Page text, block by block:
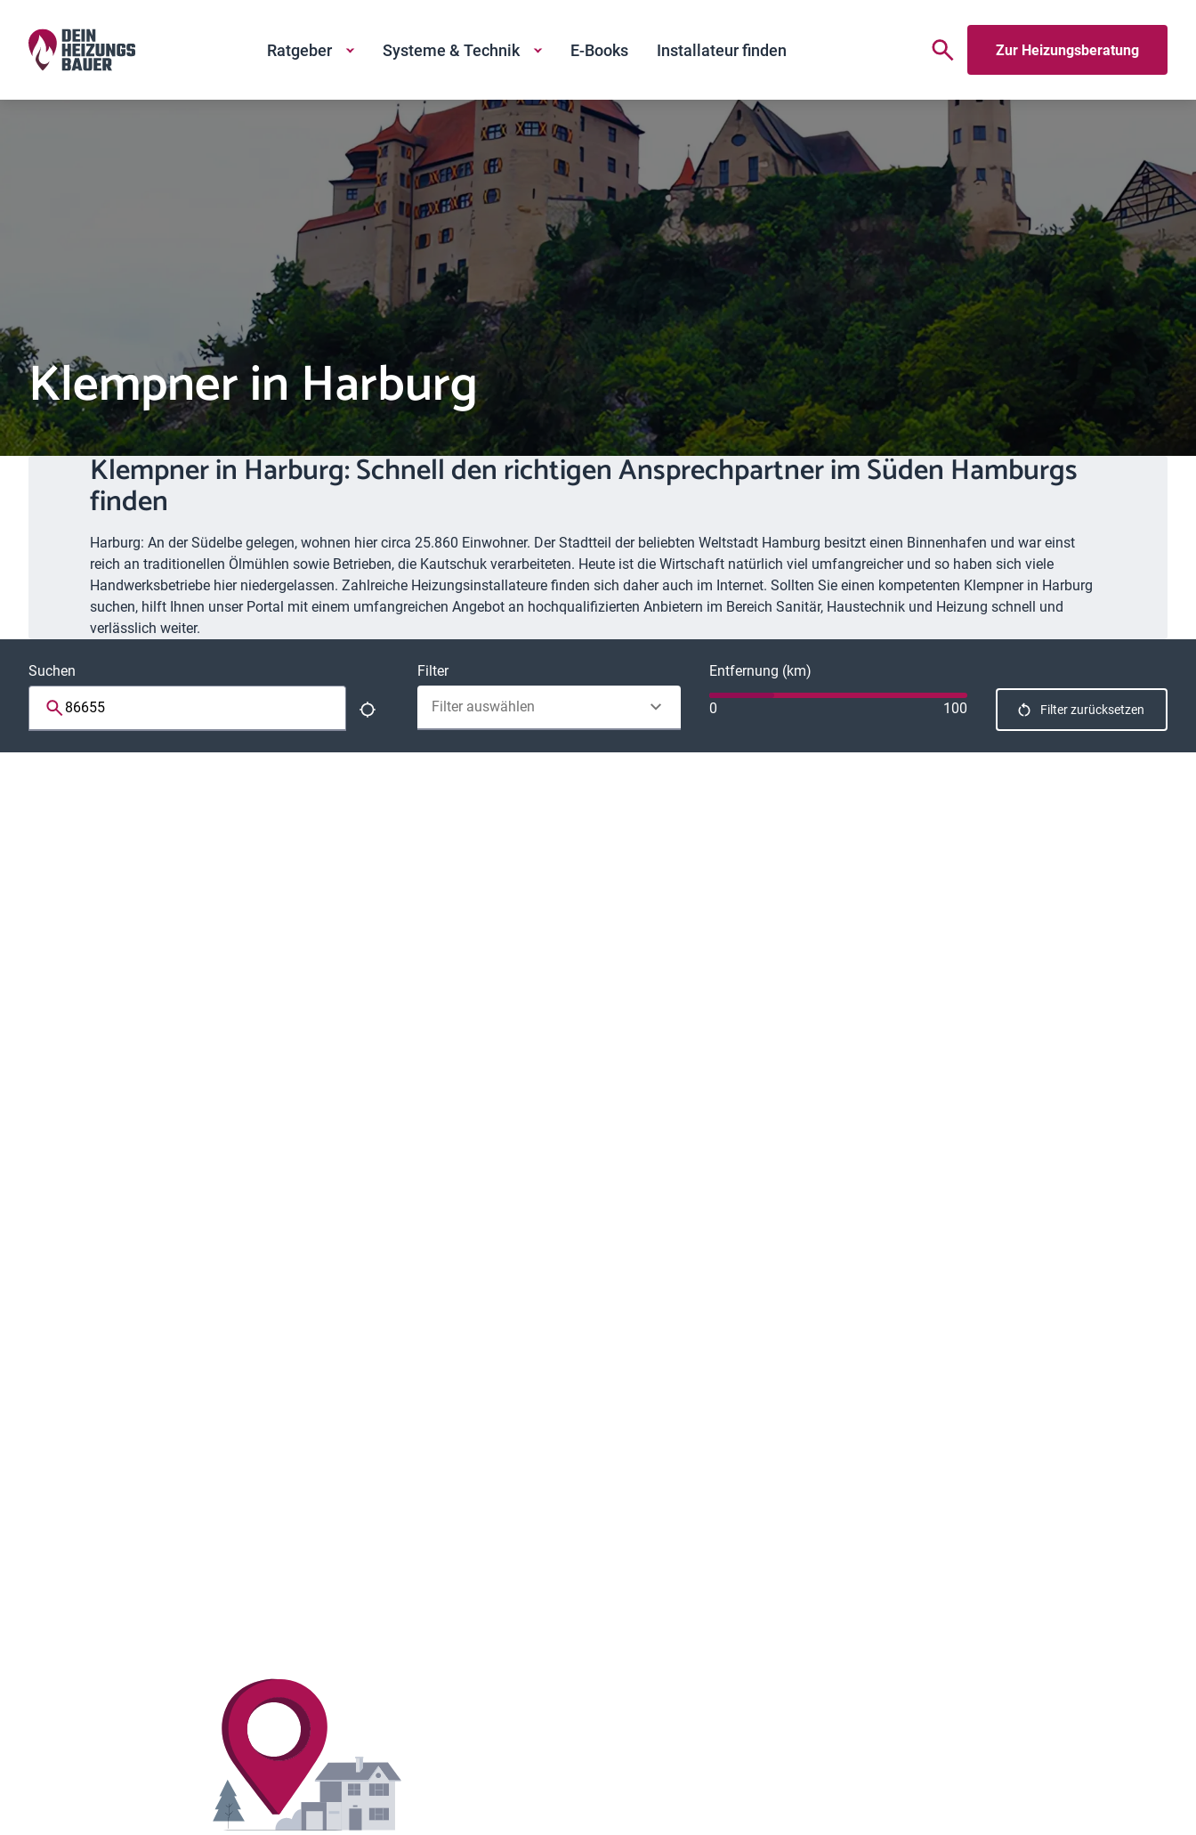
Ratgeber Systeme & Technik E-Books Installateur finden Zur Heizungsberatung
Klempner in Harburg
Klempner in Harburg: Schnell den richtigen Ansprechpartner im Süden Hamburgs
finden
Harburg: An der Südelbe gelegen, wohnen hier circa 25.860 Einwohner. Der Stadtteil der beliebten Weltstadt Hamburg besitzt einen Binnenhafen und war einst
reich an traditionellen Ölmühlen sowie Betrieben, die Kautschuk verarbeiteten. Heute ist die Wirtschaft natürlich viel umfangreicher und so haben sich viele
Handwerksbetriebe hier niedergelassen. Zahlreiche Heizungsinstallateure finden sich daher auch im Internet. Sollten Sie einen kompetenten Klempner in Harburg
suchen, hilft Ihnen unser Portal mit einem umfangreichen Angebot an hochqualifizierten Anbietern im Bereich Sanitär, Haustechnik und Heizung schnell und
verlässlich weiter.
Suchen Filter
Filter auswählen
Entfernung (km)
0 100 Filter zurücksetzen